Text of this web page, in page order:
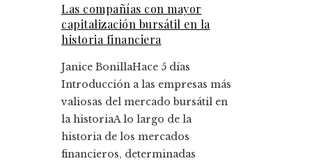
Las compañías con mayor
capitalización bursátil en la
historia financiera
Janice BonillaHace 5 días
Introducción a las empresas más
valiosas del mercado bursátil en
la historiaA lo largo de la
historia de los mercados
financieros, determinadas